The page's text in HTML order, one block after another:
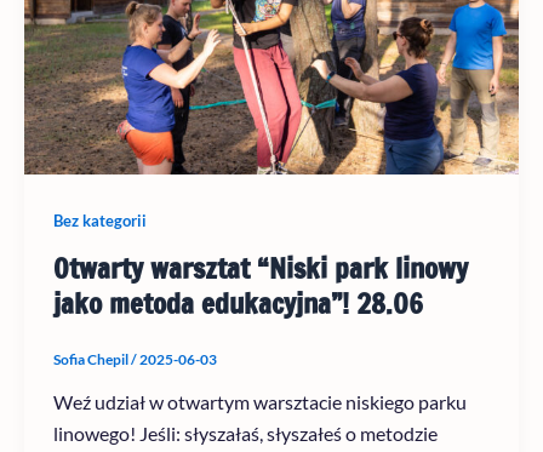
Bez kategorii
Otwarty warsztat “Niski park linowy
jako metoda edukacyjna”! 28.06
Sofia Chepil/2025-06-03
Weź udział w otwartym warsztacie niskiego parku
linowego! Jeśli: słyszałaś, słyszałeś o metodzie